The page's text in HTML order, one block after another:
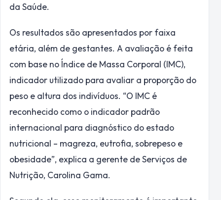
da Saúde.
Os resultados são apresentados por faixa
etária, além de gestantes. A avaliação é feita
com base no Índice de Massa Corporal (IMC),
indicador utilizado para avaliar a proporção do
peso e altura dos indivíduos. “O IMC é
reconhecido como o indicador padrão
internacional para diagnóstico do estado
nutricional – magreza, eutrofia, sobrepeso e
obesidade”, explica a gerente de Serviços de
Nutrição, Carolina Gama.